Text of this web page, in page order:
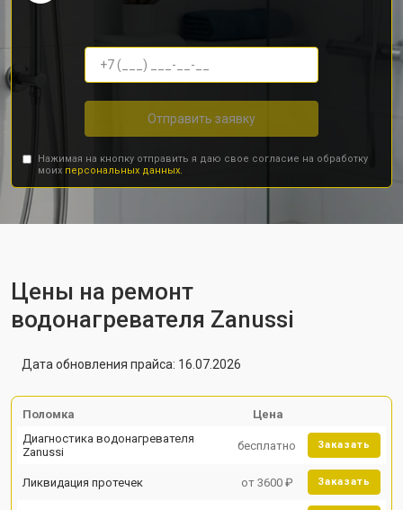
Отправить заявку
Нажимая на кнопку отправить я даю свое согласие на обработку
моих персональных данных.
Цены на ремонт
водонагревателя Zanussi
Дата обновления прайса: 16.07.2026
Поломка
Цена
Диагностика водонагревателя
Zanussi
бесплатно Заказать
Ликвидация протечек от 3600 ₽ Заказать